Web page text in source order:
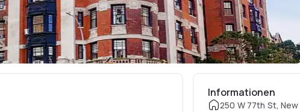
Informationen
250 W 77th St, New